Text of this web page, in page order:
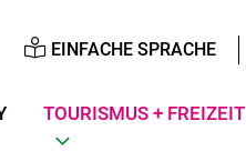
EINFACHE SPRACHE
TOURISMUS + FREIZEIT